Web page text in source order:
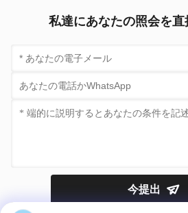
私達にあなたの照会を
今提出